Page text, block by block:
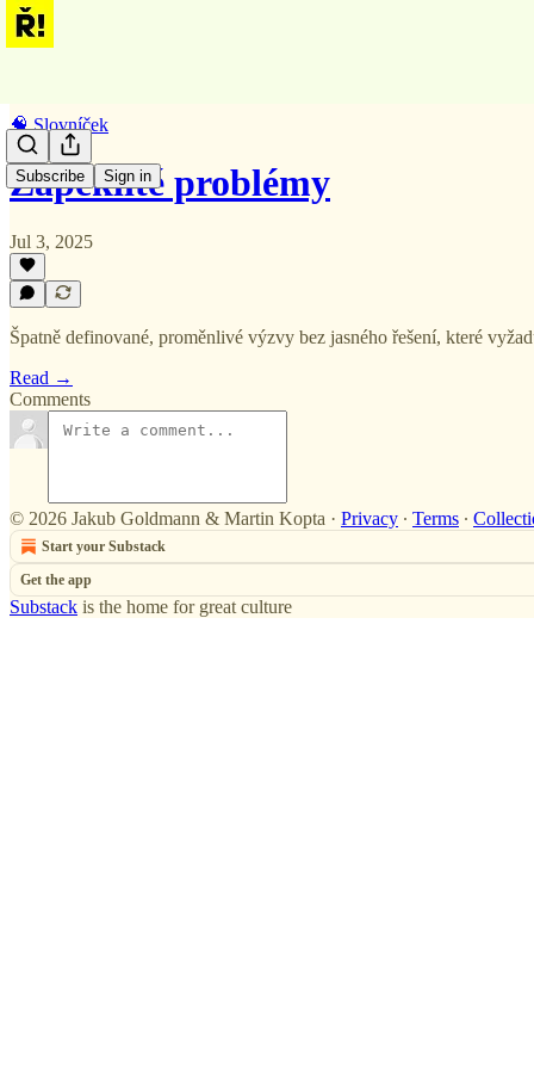
Subscribe Sign in
🧠 Slovníček
Zapeklité problémy
Jul 3, 2025
Špatně definované, proměnlivé výzvy bez jasného řešení, které
Read →
Comments
© 2026 Jakub Goldmann & Martin Kopta · Privacy ∙ Terms ∙
Start your Substack
Get the app
Substack is the home for great culture